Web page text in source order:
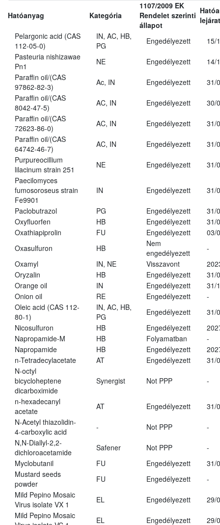
Hatóanyag Kategória
1107/2009 EK
Rendelet szerinti
állapot
Pelargonic acid (CAS
112-05-0)
IN, AC, HB,
PG
Engedélyezett
15/
Pasteuria nishizawae
Pn1
NE Engedélyezett
14/
Paraffin oil/(CAS
97862-82-3)
Ac, IN Engedélyezett
31/
Paraffin oil/(CAS
8042-47-5)
AC, IN Engedélyezett
30/
Paraffin oil/(CAS
72623-86-0)
AC, IN Engedélyezett
31/
Paraffin oil/(CAS
64742-46-7)
AC, IN Engedélyezett
31/
Purpureocillium
lilacinum strain 251
NE Engedélyezett
31/
Paecilomyces
fumosoroseus strain
Fe9901
IN Engedélyezett 31/
Paclobutrazol PG Engedélyezett
31/
Oxyfluorfen
HB Engedélyezett
31/
Oxathiapiprolin
FU Engedélyezett
03/
Oxasulfuron
HB
Nem
engedélyezett
-
Oxamyl
IN, NE Visszavont
Oryzalin
HB Engedélyezett
31/
Orange oil
IN Engedélyezett
31/
Onion oil
RE Engedélyezett
-
Oleic acid (CAS 112-
80-1)
IN, AC, HB,
PG
Engedélyezett
31/
Nicosulfuron
HB Engedélyezett
Napropamide-M
HB Folyamatban
-
Napropamide
HB Engedélyezett
n-Tetradecylacetate
AT Engedélyezett
31/
N-octyl
bicycloheptene
dicarboximide
Synergist Not PPP -
n-hexadecanyl
acetate
AT Engedélyezett
31/
N-Acetyl thiazolidin-
4-carboxylic acid
- Not PPP
-
N,N-Diallyl-2,2-
dichloroacetamide
Safener Not PPP
-
Myclobutanil
FU Engedélyezett
31/
Mustard seeds
powder
FU Engedélyezett
-
Mild Pepino Mosaic
Virus isolate VX 1
EL Engedélyezett
29/
Mild Pepino Mosaic
EL Engedélyezett
29/